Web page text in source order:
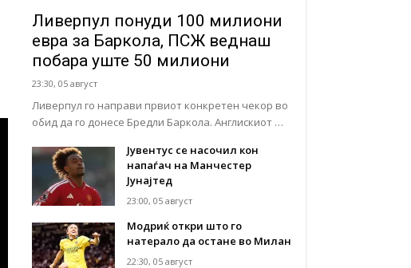
Ливерпул понуди 100 милиони
евра за Баркола, ПСЖ веднаш
побара уште 50 милиони
23:30, 05 август
Ливерпул го направи првиот конкретен чекор во
обид да го донесе Бредли Баркола. Англискиот …
Јувентус се насочил кон
напаѓач на Манчестер
Јунајтед
23:00, 05 август
Модриќ откри што го
натерало да остане во Милан
22:30, 05 август